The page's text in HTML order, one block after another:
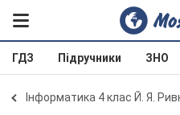
ГДЗ Підручники ЗНО
Інформатика 4 клас Й. Я.